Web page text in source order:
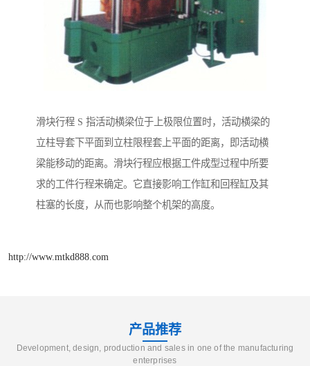
滑块行程 S 指活动横梁位于上极限位置时，活动横梁的
立柱导套下平面到立柱限程套上平面的距离，即活动横
梁能移动的距离。滑块行程应根据工件成型过程中所要
求的工件行程来确定。它直接影响工作缸和回程缸及其
柱塞的长度，从而也影响整个机架的高度。
http://www.mtkd888.com
产品推荐
Development, design, production and sales in one of the manufacturing
enterprises